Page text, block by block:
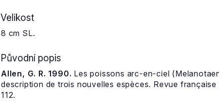
Velikost
8 cm SL.
Původní popis
Allen, G. R. 1990. Les poissons arc-en-ciel
description de trois nouvelles espèces. Revue
112.